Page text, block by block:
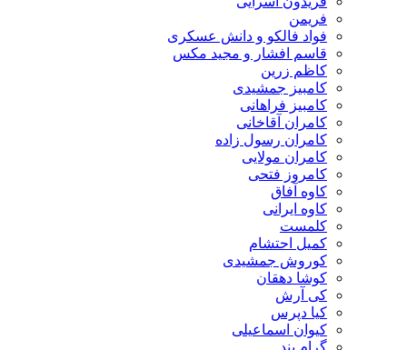
فریمن
فواد فالکو و دانش عسکری
قاسم افشار و مجید مکس
کاظم زرین
کامبیز جمشیدی
کامبیز فراهانی
کامران آقاخانی
کامران رسول زاده
کامران مولایی
کامروز فتحی
کاوه آفاق
کاوه ایرانی
کلمست
کمیل احتشام
کوروش جمشیدی
کوشا دهقان
کی آرش
کیا دپرس
کیوان اسماعیلی